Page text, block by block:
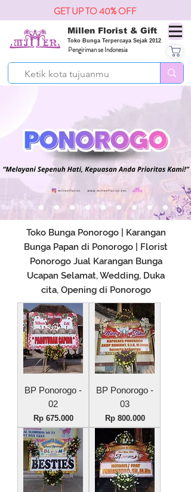
Millen Florist & Gift
Toko Bunga Terpercaya Sejak 2012
Pengiriman se Indonesia
GET UP TO 40% OFF
Toko Bunga Ponorogo | Karangan
Bunga Papan di Ponorogo | Florist
Ponorogo Jual Karangan Bunga
Ucapan Selamat, Wedding, Duka
cita, Opening di Ponorogo
BP Ponorogo -
02
Harga
Rp 675.000
BP Ponorogo -
03
Harga
Rp 800.000